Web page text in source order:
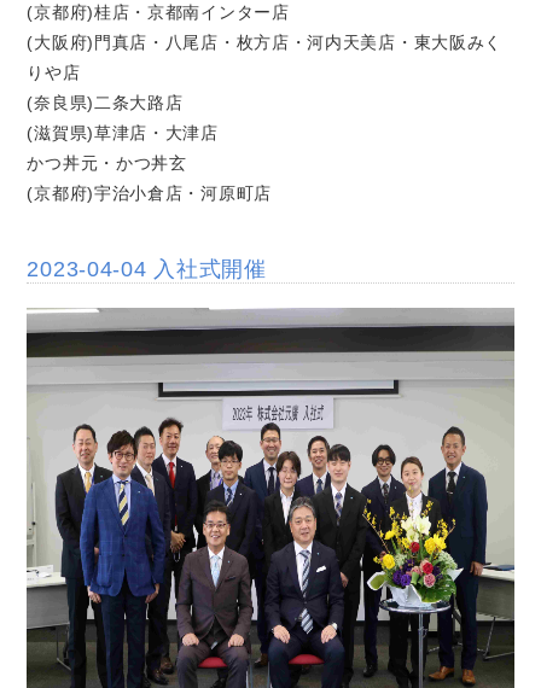
(京都府)桂店・京都南インター店
(大阪府)門真店・八尾店・枚方店・河内天美店・東大阪みく
りや店
(奈良県)二条大路店
(滋賀県)草津店・大津店
かつ丼元・かつ丼玄
(京都府)宇治小倉店・河原町店
2023-04-04 入社式開催